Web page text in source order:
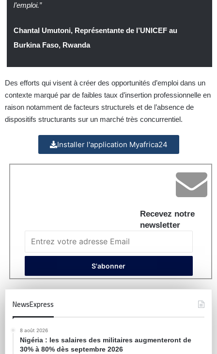
l’emploi.”
Chantal Umutoni, Représentante de l’UNICEF au
Burkina Faso, Rwanda
Des efforts qui visent à créer des opportunités d’emploi dans un
contexte marqué par de faibles taux d’insertion professionnelle en
raison notamment de facteurs structurels et de l’absence de
dispositifs structurants sur un marché très concurrentiel.
Installer l'application Myafrica24
Recevez notre
newsletter
NewsExpress
8 août 2026
Nigéria : les salaires des militaires augmenteront de
30% à 80% dès septembre 2026